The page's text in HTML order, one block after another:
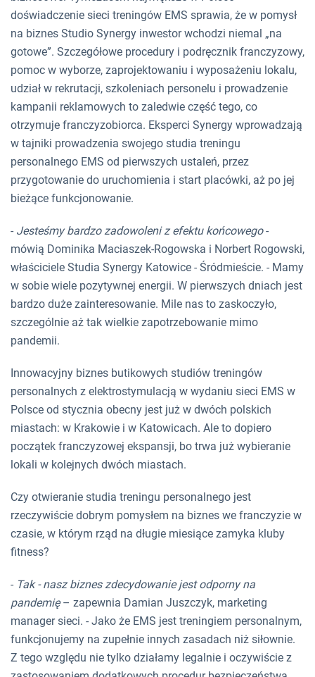
doświadczenie sieci treningów EMS sprawia, że w pomysł
na biznes Studio Synergy inwestor wchodzi niemal „na
gotowe”. Szczegółowe procedury i podręcznik franczyzowy,
pomoc w wyborze, zaprojektowaniu i wyposażeniu lokalu,
udział w rekrutacji, szkoleniach personelu i prowadzenie
kampanii reklamowych to zaledwie część tego, co
otrzymuje franczyzobiorca. Eksperci Synergy wprowadzają
w tajniki prowadzenia swojego studia treningu
personalnego EMS od pierwszych ustaleń, przez
przygotowanie do uruchomienia i start placówki, aż po jej
bieżące funkcjonowanie.
- Jesteśmy bardzo zadowoleni z efektu końcowego-
mówią Dominika Maciaszek-Rogowska i Norbert Rogowski,
właściciele Studia Synergy Katowice - Śródmieście. - Mamy
w sobie wiele pozytywnej energii. W pierwszych dniach jest
bardzo duże zainteresowanie. Mile nas to zaskoczyło,
szczególnie aż tak wielkie zapotrzebowanie mimo
pandemii.
Innowacyjny biznes butikowych studiów treningów
personalnych z elektrostymulacją w wydaniu sieci EMS w
Polsce od stycznia obecny jest już w dwóch polskich
miastach: w Krakowie i w Katowicach. Ale to dopiero
początek franczyzowej ekspansji, bo trwa już wybieranie
lokali w kolejnych dwóch miastach.
Czy otwieranie studia treningu personalnego jest
rzeczywiście dobrym pomysłem na biznes we franczyzie w
czasie, w którym rząd na długie miesiące zamyka kluby
fitness?
- Tak - nasz biznes zdecydowanie jest odporny na
pandemię– zapewnia Damian Juszczyk, marketing
manager sieci. - Jako że EMS jest treningiem personalnym,
funkcjonujemy na zupełnie innych zasadach niż siłownie.
Z tego względu nie tylko działamy legalnie i oczywiście z